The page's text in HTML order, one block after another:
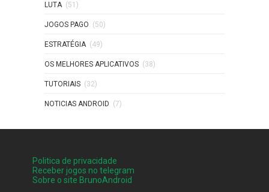
LUTA (51)
JOGOS PAGO (50)
ESTRATÉGIA (49)
OS MELHORES APLICATIVOS (38)
TUTORIAIS (32)
NOTICIAS ANDROID (7)
Politica de privacidade
Receber jogos no telegram
Sobre o site BrunoAndroid